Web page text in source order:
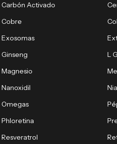
Carbón Activado
Cobre
Exosomas
Ginseng
L
Magnesio
Nanoxidil
Omegas
Phloretina
Resveratrol